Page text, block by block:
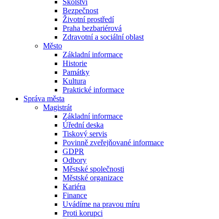
Školství
Bezpečnost
Životní prostředí
Praha bezbariérová
Zdravotní a sociální oblast
Město
Základní informace
Historie
Památky
Kultura
Praktické informace
Správa města
Magistrát
Základní informace
Úřední deska
Tiskový servis
Povinně zveřejňované informace
GDPR
Odbory
Městské společnosti
Městské organizace
Kariéra
Finance
Uvádíme na pravou míru
Proti korupci